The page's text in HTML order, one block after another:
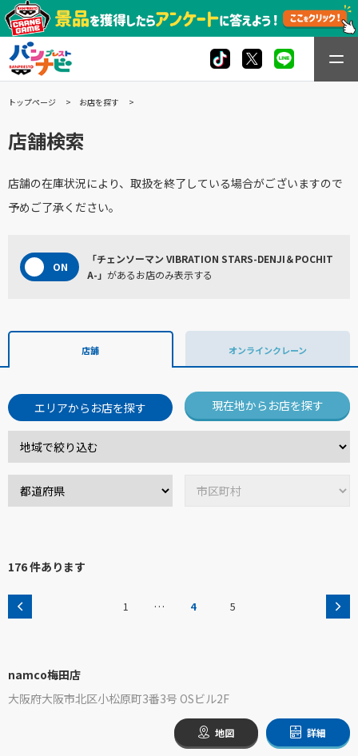
トップページ お店を探す
店舗検索
店舗の在庫状況により、取扱を終了している場合がございますので
予めご了承ください。
「チェンソーマン VIBRATION STARS-DENJI＆POCHIT
A-」 があるお店のみ表示する
店舗 オンラインクレーン
エリアからお店を探す 現在地からお店を探す
176 件あります
1 … 4 5
namco梅田店
大阪府大阪市北区小松原町3番3号 OSビル2F
地図 詳細